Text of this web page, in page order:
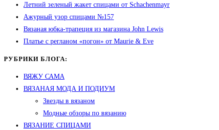
Летний зеленый жакет спицами от Schachenmayr
Ажурный узор спицами №157
Вязаная юбка-трапеция из магазина John Lewis
Платье с регланом «погон» от Maurie & Eve
РУБРИКИ БЛОГА:
ВЯЖУ САМА
ВЯЗАНАЯ МОДА И ПОДИУМ
Звезды в вязаном
Модные обзоры по вязанию
ВЯЗАНИЕ СПИЦАМИ